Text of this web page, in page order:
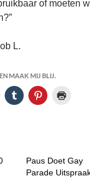
of moeten
L.
MAAK MIJ BLIJ.
Paus Doet Gay
Parade